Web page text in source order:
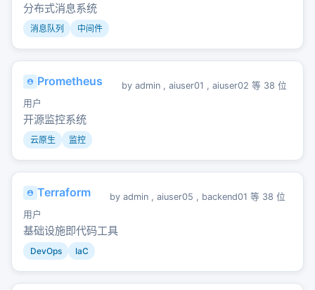
分布式消息系统
消息队列 中间件
Prometheus by admin , aiuser01 , aiuser02 等 38 位
用户
开源监控系统
云原生 监控
Terraform by admin , aiuser05 , backend01 等 38 位
用户
基础设施即代码工具
DevOps IaC